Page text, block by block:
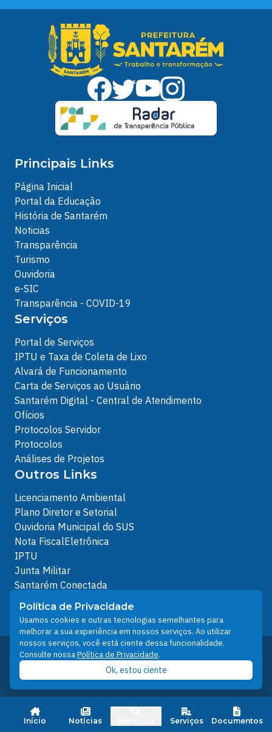
Início Notícias Serviços Documentos
Principais Links
Página Inicial
Portal da Educação
História de Santarém
Noticias
Transparência
Turismo
Ouvidoria
e-SIC
Transparência - COVID-19
Serviços
Portal de Serviços
IPTU e Taxa de Coleta de Lixo
Alvará de Funcionamento
Carta de Serviços ao Usuário
Santarém Digital - Central de Atendimento
Ofícios
Protocolos Servidor
Protocolos
Análises de Projetos
Outros Links
Licenciamento Ambiental
Plano Diretor e Setorial
Ouvidoria Municipal do SUS
Nota FiscalEletrônica
IPTU
Junta Militar
Santarém Conectada
Política de Privacidade
People illustrations by Storyset
Desenvolvido pelo Núcleo Técnico de Gestão de
Tecnologia da Informação - NTI
Prefeitura de Santarém © 2026
Política de Privacidade
Usamos cookies e outras tecnologias semelhantes para
melhorar a sua experiência em nossos serviços. Ao utilizar
nossos serviços, você está ciente dessa funcionalidade.
Consulte nossaPolítica de Privacidade.
Ok, estou ciente